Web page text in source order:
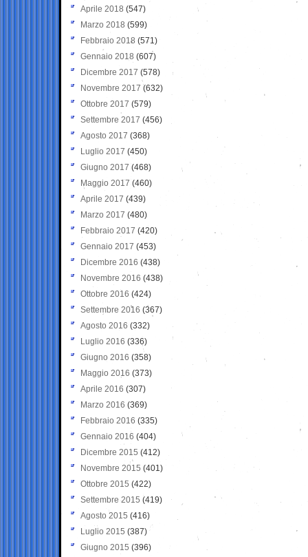
Aprile 2018 (547)
Marzo 2018 (599)
Febbraio 2018 (571)
Gennaio 2018 (607)
Dicembre 2017 (578)
Novembre 2017 (632)
Ottobre 2017 (579)
Settembre 2017 (456)
Agosto 2017 (368)
Luglio 2017 (450)
Giugno 2017 (468)
Maggio 2017 (460)
Aprile 2017 (439)
Marzo 2017 (480)
Febbraio 2017 (420)
Gennaio 2017 (453)
Dicembre 2016 (438)
Novembre 2016 (438)
Ottobre 2016 (424)
Settembre 2016 (367)
Agosto 2016 (332)
Luglio 2016 (336)
Giugno 2016 (358)
Maggio 2016 (373)
Aprile 2016 (307)
Marzo 2016 (369)
Febbraio 2016 (335)
Gennaio 2016 (404)
Dicembre 2015 (412)
Novembre 2015 (401)
Ottobre 2015 (422)
Settembre 2015 (419)
Agosto 2015 (416)
Luglio 2015 (387)
Giugno 2015 (396)